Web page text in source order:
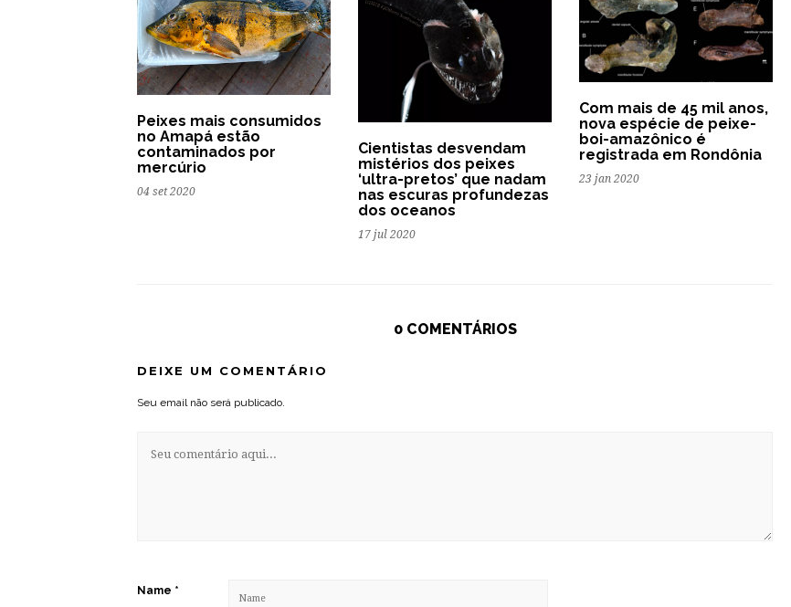
Peixes mais consumidos
no Amapá estão
contaminados por
mercúrio
04 set 2020
Cientistas desvendam
mistérios dos peixes
‘ultra-pretos’ que nadam
nas escuras profundezas
dos oceanos
17 jul 2020
Com mais de 45 mil anos,
nova espécie de peixe-
boi-amazônico é
registrada em Rondônia
23 jan 2020
0 COMENTÁRIOS
DEIXE UM COMENTÁRIO
Seu email não será publicado.
Name *